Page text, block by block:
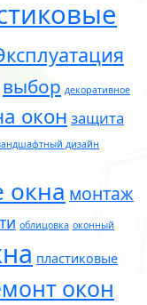
выбор декоративное
окон защита
дизайн
окна монтаж
облицовка оконный
пластиковые
окон